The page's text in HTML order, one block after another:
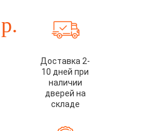
р.
Доставка 2-
10 дней при
наличии
дверей на
складе